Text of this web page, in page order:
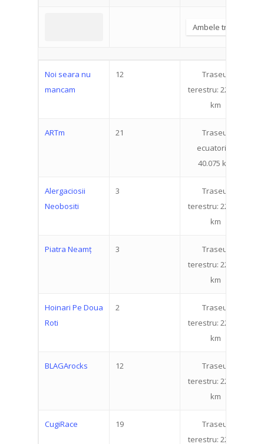
Noi seara nu
mancam
12
Traseul
terestru: 22.519
km
ARTm 21
Traseul
ecuatorial:
40.075 km
Alergaciosii
Neobositi
3
Traseul
terestru: 22.519
km
Piatra Neamț 3
Traseul
terestru: 22.519
km
Hoinari Pe Doua
Roti
2
Traseul
terestru: 22.519
km
BLAGArocks 12
Traseul
terestru: 22.519
km
CugiRace 19
Traseul
terestru: 22.519
Despre Eveniment
Cum funcționează
Înscriere